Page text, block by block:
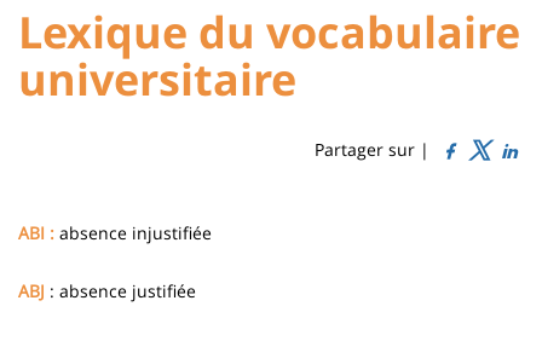
composantes
University
:
Sidebar
University
:
Main
Titre
Lexique du vocabulaire
universitaire
Partager sur |
de
la
ABI : absence injustifiée
ABJ : absence justifiée